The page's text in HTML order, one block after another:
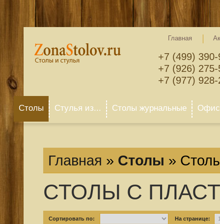
Главная
+7 (499)
+7 (926)
+7 (977)
Столы Стулья из... Столы журнальные
Главная » Столы »
СТОЛЫ С
Сортировать по: На странице: